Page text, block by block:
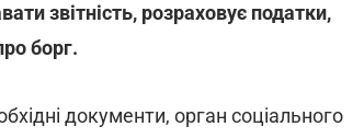
звітність, розраховує податки,
борг.
документи, орган соціального